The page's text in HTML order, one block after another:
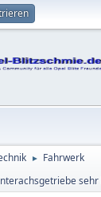
► Fahrwerk